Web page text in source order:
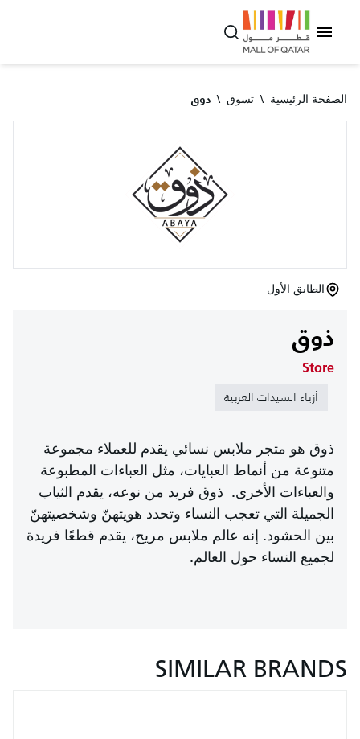
الصفحة الرئيسية \ تسوق \ ذوق
الطابق الأول
ذوق
Store
أزياء السيدات العربية
ذوق هو متجر ملابس نسائي يقدم للعملاء مجموعة
متنوعة من أنماط العبايات، مثل العباءات المطبوعة
والعباءات الأخرى. ذوق فريد من نوعه، يقدم الثياب
الجميلة التي تعجب النساء وتحدد هويتهنّ وشخصيتهنّ
بين الحشود. إنه عالم ملابس مريح، يقدم قطعًا فريدة
لجميع النساء حول العالم.
SIMILAR BRANDS